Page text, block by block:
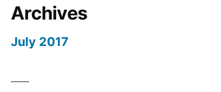
Archives
July 2017